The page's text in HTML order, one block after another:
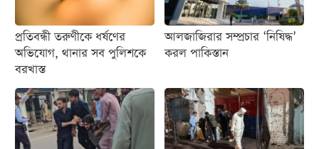
প্রতিবন্ধী তরুণীকে ধর্ষণের
অভিযোগ, থানার সব পুলিশকে
বরখাস্ত
আলজাজিরার সম্প্রচার ‘নিষিদ্ধ’
করল পাকিস্তান